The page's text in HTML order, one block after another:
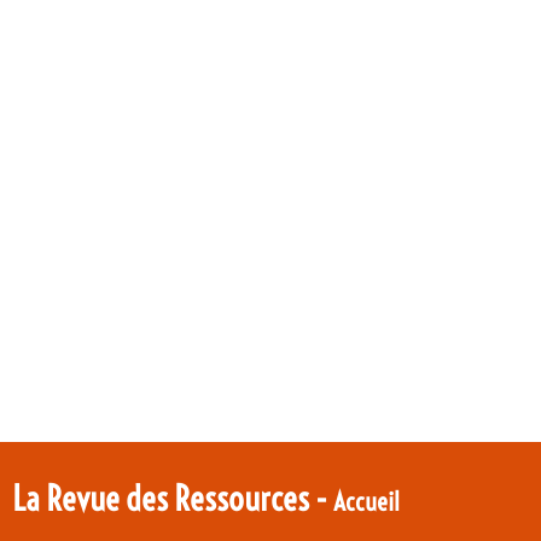
La Revue des Ressources -Accueil